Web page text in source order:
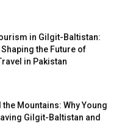
in Gilgit-Baltistan:
the Future of
in Pakistan
Mountains: Why Young
Gilgit-Baltistan and